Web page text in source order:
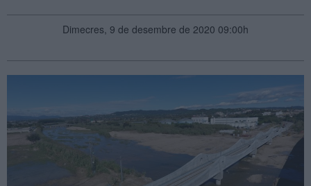
Dimecres, 9 de desembre de 2020 09:00h